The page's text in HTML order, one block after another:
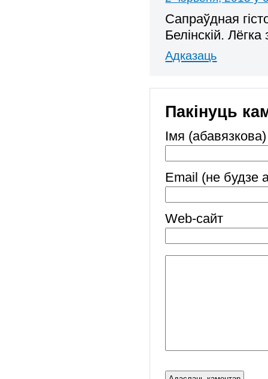
Сапраўдная
Белінскій.
Адказаць
Пакінуць
Імя (абавязкова)
Email (не будзе
Web-cайт